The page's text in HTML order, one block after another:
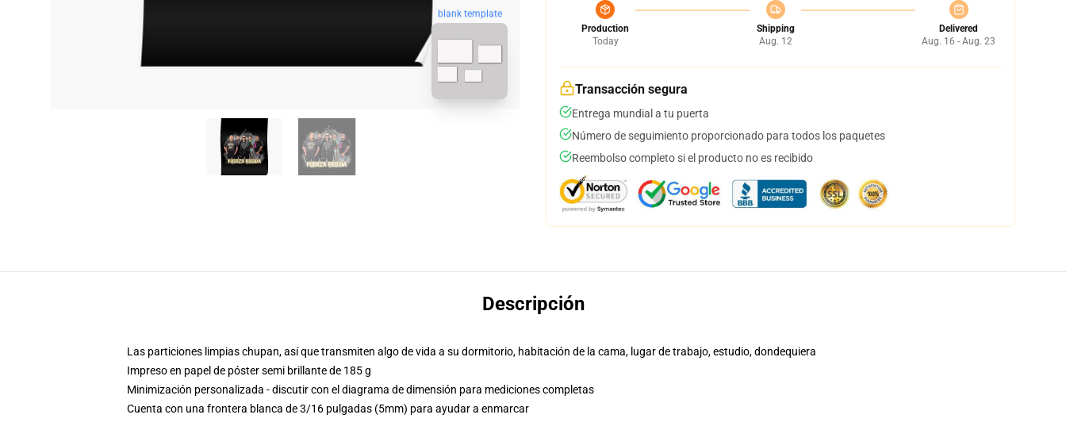
blank template
Production
Today
Shipping
Aug. 12
Delivered
Aug. 16 - Aug. 23
Transacción segura
Entrega mundial a tu puerta
Número de seguimiento proporcionado para todos los paquetes
Reembolso completo si el producto no es recibido
Descripción
Las particiones limpias chupan, así que transmiten algo de vida a su dormitorio, habitación de la cama, lugar de trabajo, estudio, dondequiera
Impreso en papel de póster semi brillante de 185 g
Minimización personalizada - discutir con el diagrama de dimensión para mediciones completas
Cuenta con una frontera blanca de 3/16 pulgadas (5mm) para ayudar a enmarcar